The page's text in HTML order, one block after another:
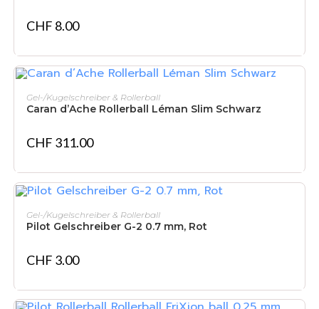
CHF 8.00
IN DEN WARENKORB
Gel-/Kugelschreiber & Rollerball
Caran d’Ache Rollerball Léman Slim Schwarz
CHF 311.00
IN DEN WARENKORB
Gel-/Kugelschreiber & Rollerball
Pilot Gelschreiber G-2 0.7 mm, Rot
CHF 3.00